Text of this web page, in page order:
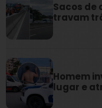
Sacos de
travam
Homem
lugar e